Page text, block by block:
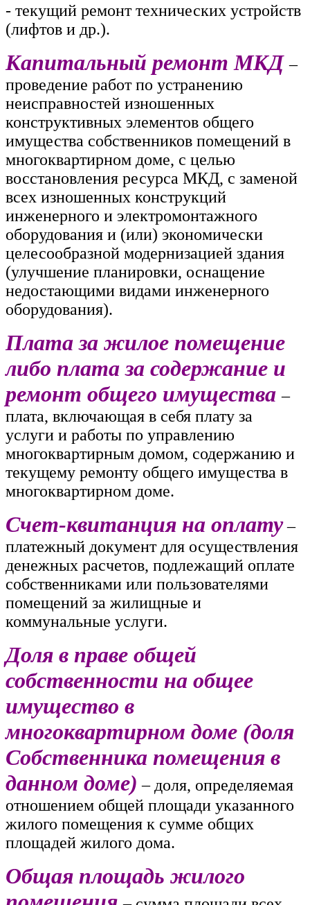
- текущий ремонт технических устройств
(лифтов и др.).
Капитальный ремонт МКД –
проведение работ по устранению
неисправностей изношенных
конструктивных элементов общего
имущества собственников помещений в
многоквартирном доме, с целью
восстановления ресурса МКД, с заменой
всех изношенных конструкций
инженерного и электромонтажного
оборудования и (или) экономически
целесообразной модернизацией здания
(улучшение планировки, оснащение
недостающими видами инженерного
оборудования).
Плата за жилое помещение
либо плата за содержание и
ремонт общего имущества –
плата, включающая в себя плату за
услуги и работы по управлению
многоквартирным домом, содержанию и
текущему ремонту общего имущества в
многоквартирном доме.
Счет-квитанция на оплату–
платежный документ для осуществления
денежных расчетов, подлежащий оплате
собственниками или пользователями
помещений за жилищные и
коммунальные услуги.
Доля в праве общей
собственности на общее
имущество в
многоквартирном доме (доля
Собственника помещения в
данном доме) – доля, определяемая
отношением общей площади указанного
жилого помещения к сумме общих
площадей жилого дома.
Общая площадь жилого